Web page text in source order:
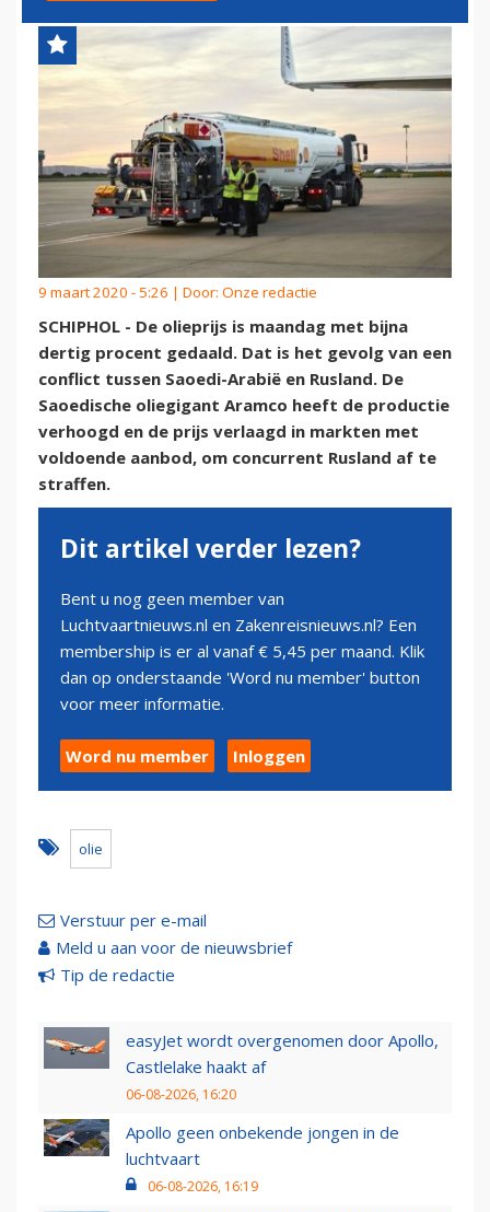
9 maart 2020 - 5:26 | Door: Onze redactie
SCHIPHOL - De olieprijs is maandag met bijna
dertig procent gedaald. Dat is het gevolg van een
conflict tussen Saoedi-Arabië en Rusland. De
Saoedische oliegigant Aramco heeft de productie
verhoogd en de prijs verlaagd in markten met
voldoende aanbod, om concurrent Rusland af te
straffen.
Dit artikel verder lezen?
Bent u nog geen member van
Luchtvaartnieuws.nl en Zakenreisnieuws.nl? Een
membership is er al vanaf € 5,45 per maand. Klik
dan op onderstaande 'Word nu member' button
voor meer informatie.
Word nu member Inloggen
olie
Verstuur per e-mail
Meld u aan voor de nieuwsbrief
Tip de redactie
easyJet wordt overgenomen door Apollo,
Castlelake haakt af
06-08-2026, 16:20
Apollo geen onbekende jongen in de
luchtvaart
06-08-2026, 16:19